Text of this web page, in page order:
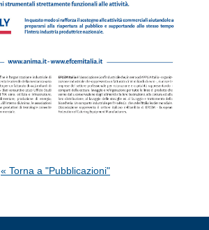
« Torna a "Pubblicazioni"